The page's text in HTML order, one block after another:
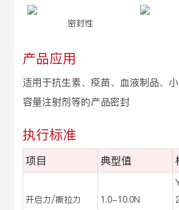
密封性
产品应用
适用于抗生素、疫苗、血液制品、
容量注射剂等的产品密封
执行标准
项目 典型值
开启力/撕拉力 1.0-10.0N